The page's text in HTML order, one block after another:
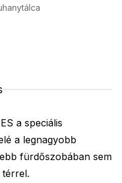
a speciális
a legnagyobb
fürdőszobában sem